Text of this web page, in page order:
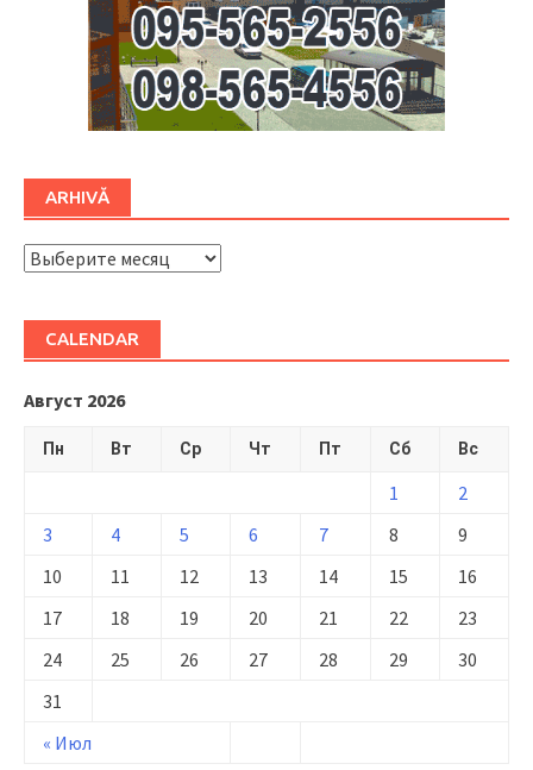
ARHIVĂ
ARHIVĂ
CALENDAR
Август 2026
Пн Вт Ср Чт Пт Сб Вс
« Июл
1
2
3
4 5 6 7 8
9
10
11 12 13 14 15
16
17
18 19 20 21 22
23
24
25 26 27 28 29
30
31